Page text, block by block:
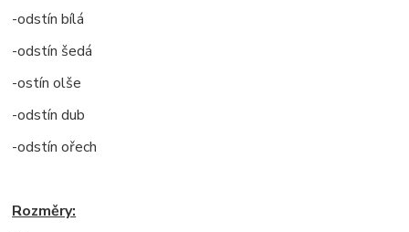
-odstín bílá
-odstín šedá
-ostín olše
-odstín dub
-odstín ořech
Rozměry: